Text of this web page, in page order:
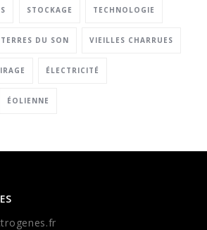
STOCKAGE TECHNOLOGIE
TERRES DU SON VIEILLES CHARRUES
ÉLECTRICITÉ
ÉOLIENNE